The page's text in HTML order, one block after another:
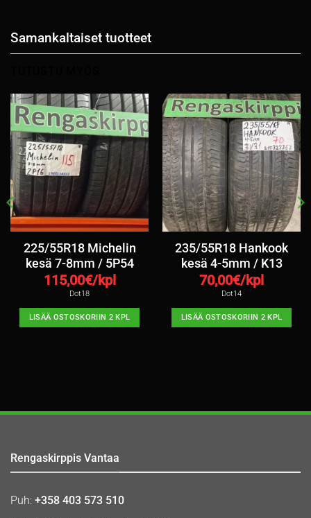
Samankaltaiset tuotteet
225/55R18 Michelin
kesä 7-8mm / 5P54
115,00€/kpl
Dot18
LISÄÄ OSTOSKORIIN 2 KPL
235/55R18 Hankook
kesä 4-5mm / K13
70,00€/kpl
Dot14
LISÄÄ OSTOSKORIIN 2 KPL
Rengaskirppis Vantaa
Puh: +358 403 573 510